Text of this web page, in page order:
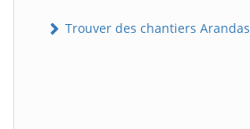
Trouver des chantiers Arandas